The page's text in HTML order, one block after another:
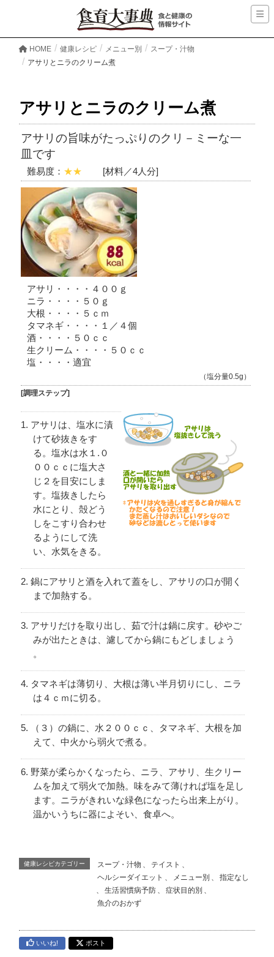
HOME 健康レシピ メニュー別
スープ・汁物
アサリとニラのクリーム煮
アサリとニラのクリーム煮
アサリの旨味がたっぷりのクリ－ミーな一
皿です
難易度： ★★ [材料／4人分]
アサリ・・・・４００ｇ
ニラ・・・・５０ｇ
大根・・・・５ｃｍ
タマネギ・・・・１／４個
酒・・・・５０ｃｃ
生クリーム・・・・５０ｃｃ
塩・・・・適宜
（塩分量0.5g）
[調理ステップ]
アサリは、塩水に漬
けて砂抜きをす
る。塩水は水１.０
００ｃｃに塩大さ
じ２を目安にしま
す。塩抜きしたら
水にとり、殻どう
しをこすり合わせ
るようにして洗
い、水気をきる。
鍋にアサリと酒を入れて蓋をし、アサリの口が開く
まで加熱する。
アサリだけを取り出し、茹で汁は鍋に戻す。砂やご
みが出たときは、濾してから鍋にもどしましょう
。
タマネギは薄切り、大根は薄い半月切りにし、ニラ
は４ｃｍに切る。
（３）の鍋に、水２００ｃｃ、タマネギ、大根を加
えて、中火から弱火で煮る。
野菜が柔らかくなったら、ニラ、アサリ、生クリー
ムを加えて弱火で加熱。味をみて薄ければ塩を足し
ます。ニラがきれいな緑色になったら出来上がり。
温かいうちに器によそい、食卓へ。
健康レシピカテゴリー スープ・汁物 、 テイスト 、
ヘルシーダイエット 、 メニュー別 、
指定なし
、
生活習慣病予防 、 症状目的別 、
魚介のおかず
いいね! ポスト